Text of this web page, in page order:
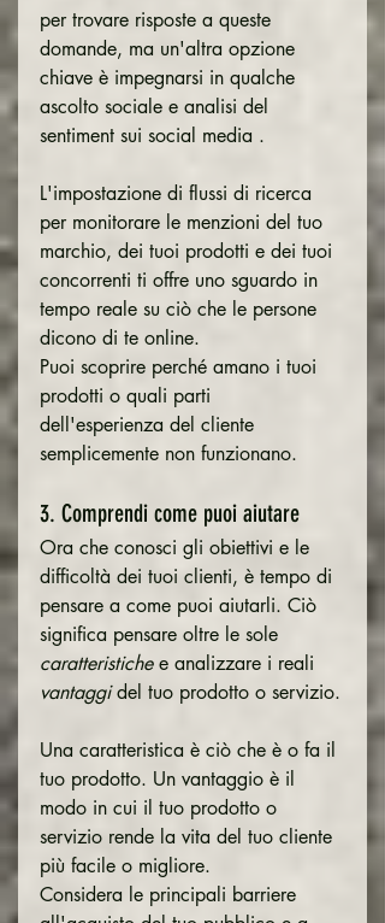
per trovare risposte a queste
domande, ma un'altra opzione
chiave è impegnarsi in qualche
ascolto sociale e analisi del
sentiment sui social media .
L'impostazione di flussi di ricerca
per monitorare le menzioni del tuo
marchio, dei tuoi prodotti e dei tuoi
concorrenti ti offre uno sguardo in
tempo reale su ciò che le persone
dicono di te online.
Puoi scoprire perché amano i tuoi
prodotti o quali parti
dell'esperienza del cliente
semplicemente non funzionano.
3. Comprendi come puoi aiutare
Ora che conosci gli obiettivi e le
difficoltà dei tuoi clienti, è tempo di
pensare a come puoi aiutarli. Ciò
significa pensare oltre le sole
caratteristiche e analizzare i reali
vantaggi del tuo prodotto o servizio.
Una caratteristica è ciò che è o fa il
tuo prodotto. Un vantaggio è il
modo in cui il tuo prodotto o
servizio rende la vita del tuo cliente
più facile o migliore.
Considera le principali barriere